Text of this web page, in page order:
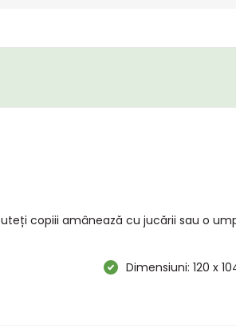
copiii amânează cu jucării sau o
Dimensiuni: 120 x